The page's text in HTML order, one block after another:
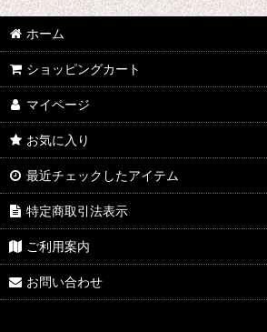
ホーム
ショッピングカート
マイページ
お気に入り
最近チェックしたアイテム
特定商取引法表示
ご利用案内
お問い合わせ